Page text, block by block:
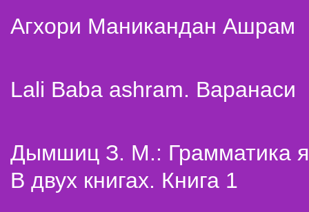
Агхори Маникандан Ашрам
Lali Baba ashram. Варанаси
Дымшиц З. М.: Грамматика
В двух книгах. Книга 1